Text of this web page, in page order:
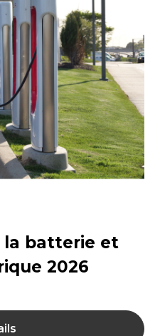
la batterie et
2026